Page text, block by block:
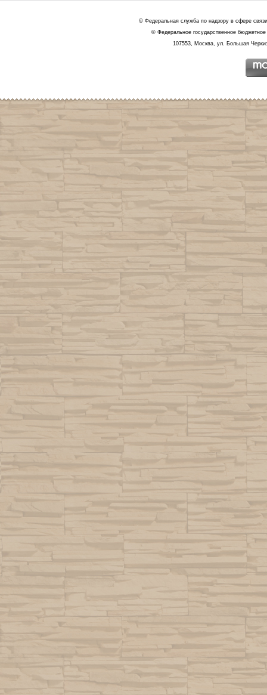
© Федеральная служба по надзору в сфере
© Федеральное государственное
107553, Москва, ул. Большая